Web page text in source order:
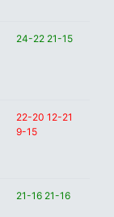
24-22 21-15
22-20 12-21
9-15
21-16 21-16